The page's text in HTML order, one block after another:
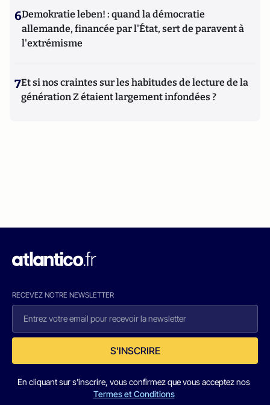
6Demokratie leben! : quand la démocratie
allemande, financée par l'État, sert de paravent à
l'extrémisme
7Et si nos craintes sur les habitudes de lecture de la
génération Z étaient largement infondées ?
RECEVEZ NOTRE NEWSLETTER
S'INSCRIRE
En cliquant sur s'inscrire, vous confirmez que vous acceptez nos
Termes et Conditions